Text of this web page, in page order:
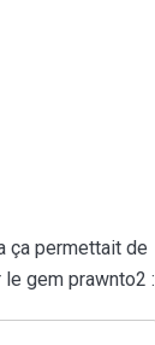
ça permettait de
gem prawnto2 :